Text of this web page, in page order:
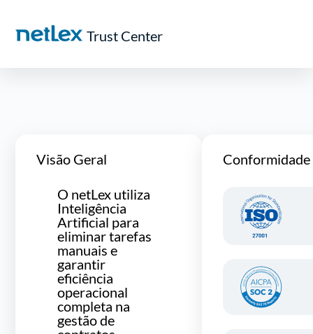
Trust Center
Visão Geral
O netLex utiliza
Inteligência
Artificial para
eliminar tarefas
manuais e
garantir
eficiência
operacional
completa na
gestão de
Conformidade